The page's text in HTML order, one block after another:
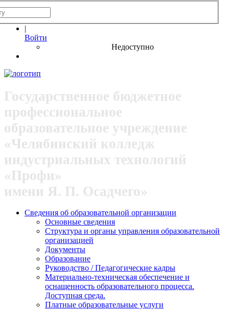
|
Войти
Недоступно
Государственное бюджетное
профессиональное
образовательное учреждение
«Челябинский колледж
индустриальных технологий
«Профи»
имени Я. П. Осадчего»
Сведения об образовательной организации
Основные сведения
Структура и органы управления образовательной
организацией
Документы
Образование
Руководство / Педагогические кадры
Материально-техническая обеспечение и
оснащенность образовательного процесса.
Доступная среда.
Платные образовательные услуги